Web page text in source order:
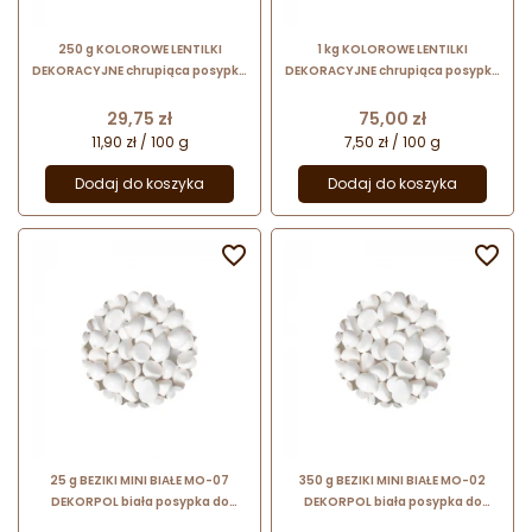
250 g KOLOROWE LENTILKI
DEKORACYJNE chrupiąca posypka
Cena
29,75 zł
11,90 zł / 100 g
Dodaj do koszyka
1 kg KOLOROWE LENTILKI
DEKORACYJNE chrupiąca posypka
Cena
75,00 zł
7,50 zł / 100 g
Dodaj do koszyka
25 g BEZIKI MINI BIAŁE MO-07
DEKORPOL biała posypka do

350 g BEZIKI MINI BIAŁE MO-02
DEKORPOL biała posypka do
